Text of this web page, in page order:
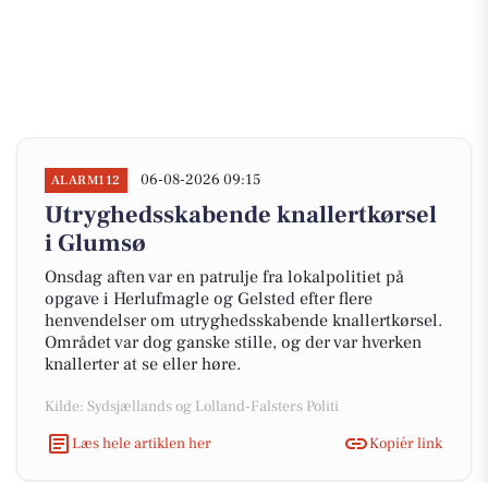
ALARM112 06-08-2026 09:15
Utryghedsskabende knallertkørsel
i Glumsø
Onsdag aften var en patrulje fra lokalpolitiet på
opgave i Herlufmagle og Gelsted efter flere
henvendelser om utryghedsskabende knallertkørsel.
Området var dog ganske stille, og der var hverken
knallerter at se eller høre.
Kilde: Sydsjællands og Lolland-Falsters Politi
Læs hele artiklen her
Kopiér link